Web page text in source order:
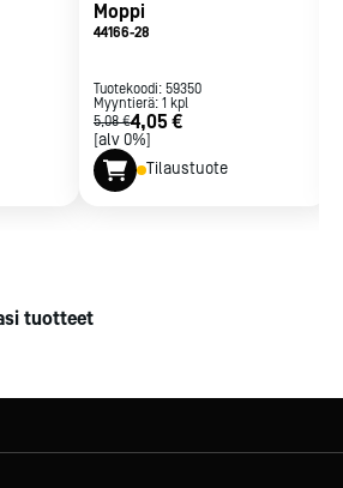
Moppi
44166-28
Tuotekoodi: 59350
Myyntierä: 1 kpl
5,08 €4,05 €
[alv 0%]
Tilaustuote
tuotteet